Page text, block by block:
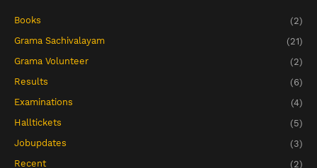
Books
(2)
Grama Sachivalayam
(21)
Grama Volunteer
(2)
Results
(6)
Examinations
(4)
Halltickets
(5)
Jobupdates
(3)
Recent
(2)